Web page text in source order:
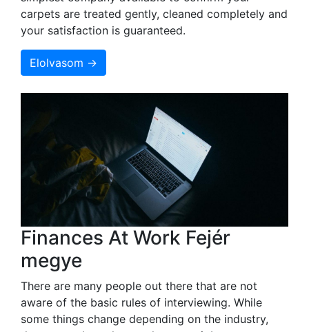
carpets are treated gently, cleaned completely and
your satisfaction is guaranteed.
Elolvasom →
Finances At Work Fejér
megye
There are many people out there that are not
aware of the basic rules of interviewing. While
some things change depending on the industry,